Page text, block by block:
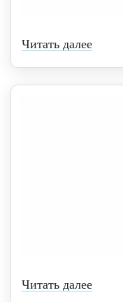
Читать далее
Читать далее